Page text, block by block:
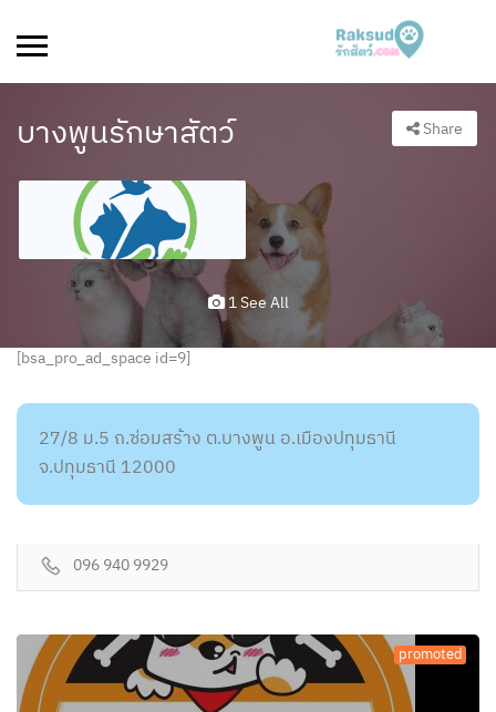
บางพูนรักษาสัตว์ Share
1 See All
[bsa_pro_ad_space id=9]
27/8 ม.5 ถ.ซ่อมสร้าง ต.บางพูน อ.เมืองปทุมธานี
จ.ปทุมธานี 12000
096 940 9929
promoted